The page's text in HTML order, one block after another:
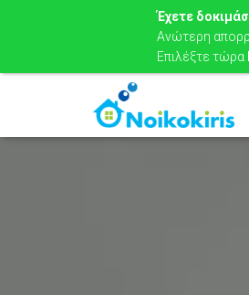
Έχετε
Ανώτερη
Επιλέξτε τώρα